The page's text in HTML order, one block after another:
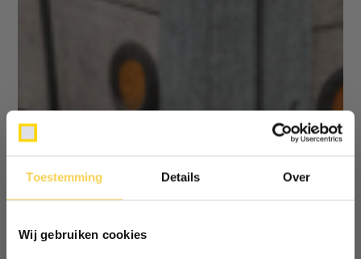
Toestemming Details Over
Wij gebruiken cookies
Ontvang €5,- korting!
Schrijf je in voor de nieuwsbrief en